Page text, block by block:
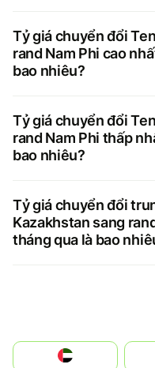
Tỷ giá chuyển đổi
rand Nam Phi cao
bao nhiêu?
Tỷ giá chuyển đổi
rand Nam Phi thấp
bao nhiêu?
Tỷ giá chuyển đổi
Kazakhstan sang
tháng qua là bao
الإمارات العربية المتحدة